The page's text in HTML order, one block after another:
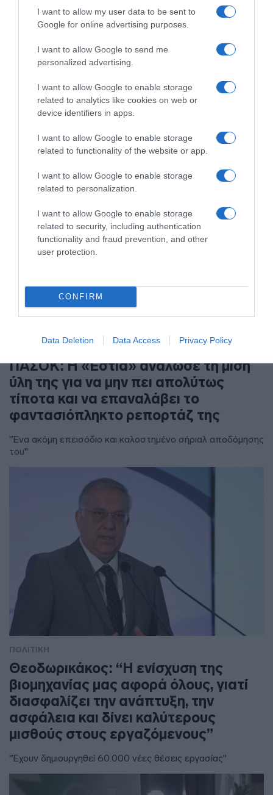
I want to allow my user data to be sent to
Google for online advertising purposes.
I want to allow Google to send me
personalized advertising.
I want to allow Google to enable storage
related to analytics like cookies on web or
device identifiers in apps.
I want to allow Google to enable storage
related to functionality of the website or app.
I want to allow Google to enable storage
related to personalization.
I want to allow Google to enable storage
related to security, including authentication
functionality and fraud prevention, and other
user protection.
CONFIRM
Data Deletion Data Access Privacy Policy
ΠΟΛΙΤΙΚΗ
ΠΑΣΟΚ: Η «Εστία» ανάλωσε τη μισή
ύλη της για να μην πει απολύτως
τίποτα και να επαναλάβει το
φαντασιόπληκτο ρεπορτάζ της
"Ένα ακόμη επεισόδιο και καλοστημένο σήριαλ αποδόμησης
του"
ΠΟΛΙΤΙΚΗ
Θεοδωρικάκος: “Η ενίσχυση της
βιομηχανίας μας αφορά όλους, γιατί
διασφαλίζει την ανάπτυξη, την
ασφάλεια και δίνει καλύτερους
μισθούς στους εργαζόμενους”
"Έχουν δημιουργηθεί 60.000 νέες θέσεις εργασίας"